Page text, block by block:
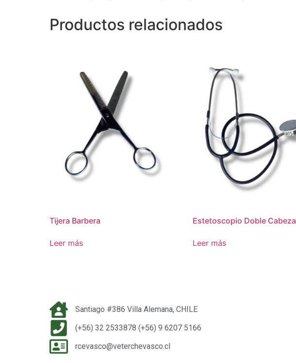
Productos relacionados
Tijera Barbera
Leer más
Estetoscopio Doble Cabeza
Leer más
Santiago #386 Villa Alemana, CHILE
(+56) 32 2533878 (+56) 9 6207 5166
rcevasco@veterchevasco.cl